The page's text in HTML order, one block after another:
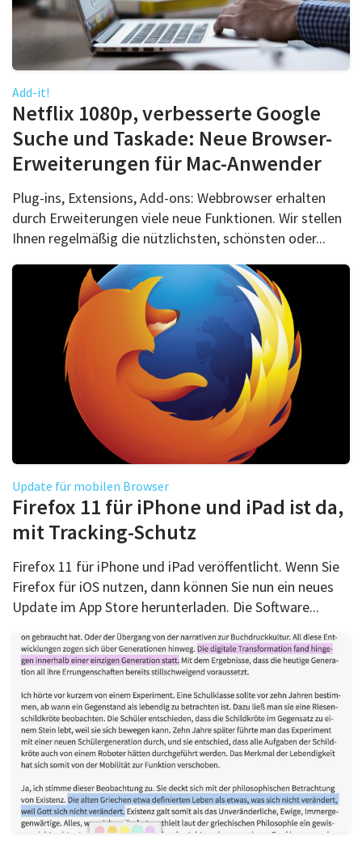
Add-it!
Netflix 1080p, verbesserte Google
Suche und Taskade: Neue Browser-
Erweiterungen für Mac-Anwender
Plug-ins, Extensions, Add-ons: Webbrowser erhalten
durch Erweiterungen viele neue Funktionen. Wir stellen
Ihnen regelmäßig die nützlichsten, schönsten oder...
Update für mobilen Browser
Firefox 11 für iPhone und iPad ist da,
mit Tracking-Schutz
Firefox 11 für iPhone und iPad veröffentlicht. Wenn Sie
Firefox für iOS nutzen, dann können Sie nun ein neues
Update im App Store herunterladen. Die Software...